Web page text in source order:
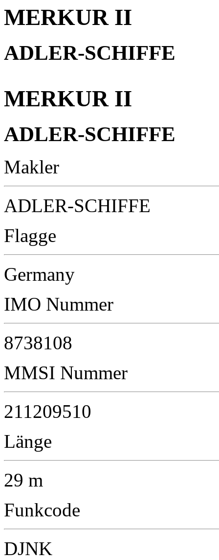
MERKUR II
ADLER-SCHIFFE
MERKUR II
ADLER-SCHIFFE
Makler
ADLER-SCHIFFE
Flagge
Germany
IMO Nummer
8738108
MMSI Nummer
211209510
Länge
29 m
Funkcode
DJNK